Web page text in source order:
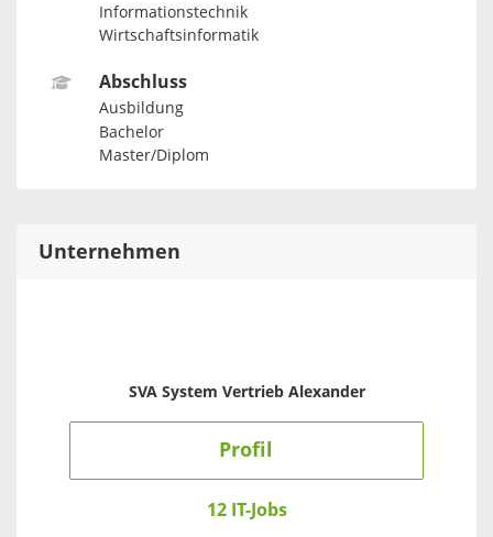
Informationstechnik
Wirtschaftsinformatik
Abschluss
Ausbildung
Bachelor
Master/Diplom
Unternehmen
SVA System Vertrieb Alexander
Profil
12 IT-Jobs